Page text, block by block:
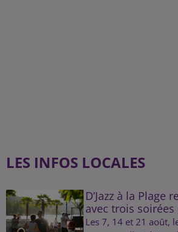
LES INFOS LOCALES
D’Jazz à la Plage
avec trois
Les 7, 14 et 21 août,